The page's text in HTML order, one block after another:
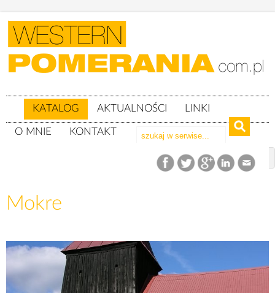
KATALOG AKTUALNOŚCI LINKI
O MNIE KONTAKT
woj. zachodniopomorskie
Mokre